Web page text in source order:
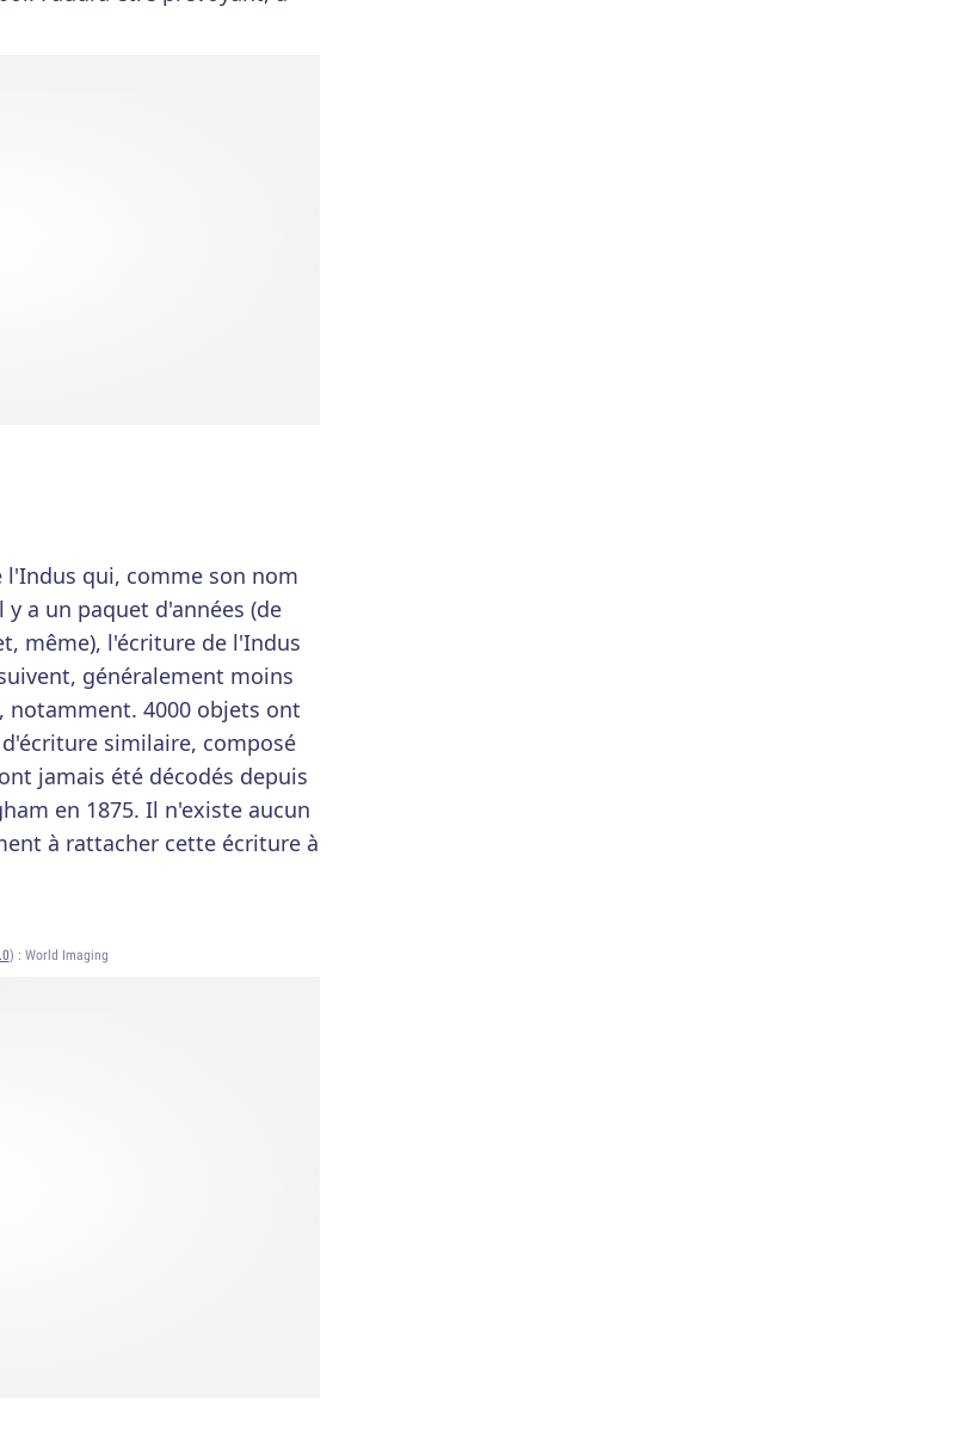
l'Indus qui, comme son nom
a un paquet d'années (de
même), l'écriture de l'Indus
généralement moins
notamment. 4000 objets ont
similaire, composé
jamais été décodés depuis
en 1875. Il n'existe aucun
à rattacher cette écriture à
) : World Imaging